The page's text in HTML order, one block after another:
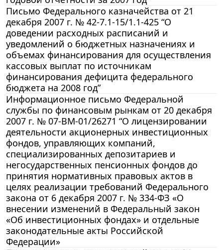
Письмо Федерального казначейства от 21
декабря 2007 г. № 42-7.1-15/1.1-425 “О
доведении расходных расписаний и
уведомлений о бюджетных назначениях и
объемах финансирования для осуществления
кассовых выплат по источникам
финансирования дефицита федерального
бюджета на 2008 год”
Информационное письмо Федеральной
службы по финансовым рынкам от 20 декабря
2007 г. № 07-ВМ-01/26271 “О лицензировании
деятельности акционерных инвестиционных
фондов, управляющих компаний,
специализированных депозитариев и
негосударственных пенсионных фондов до
принятия нормативных правовых актов в
целях реализации требований Федерального
закона от 6 декабря 2007 г. № 334-ФЗ «О
внесении изменений в Федеральный закон
«Об инвестиционных фондах» и отдельные
законодательные акты Российской
Федерации»